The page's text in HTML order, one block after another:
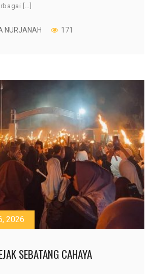
[…]
NURJANAH 171
2026
SEBATANG CAHAYA